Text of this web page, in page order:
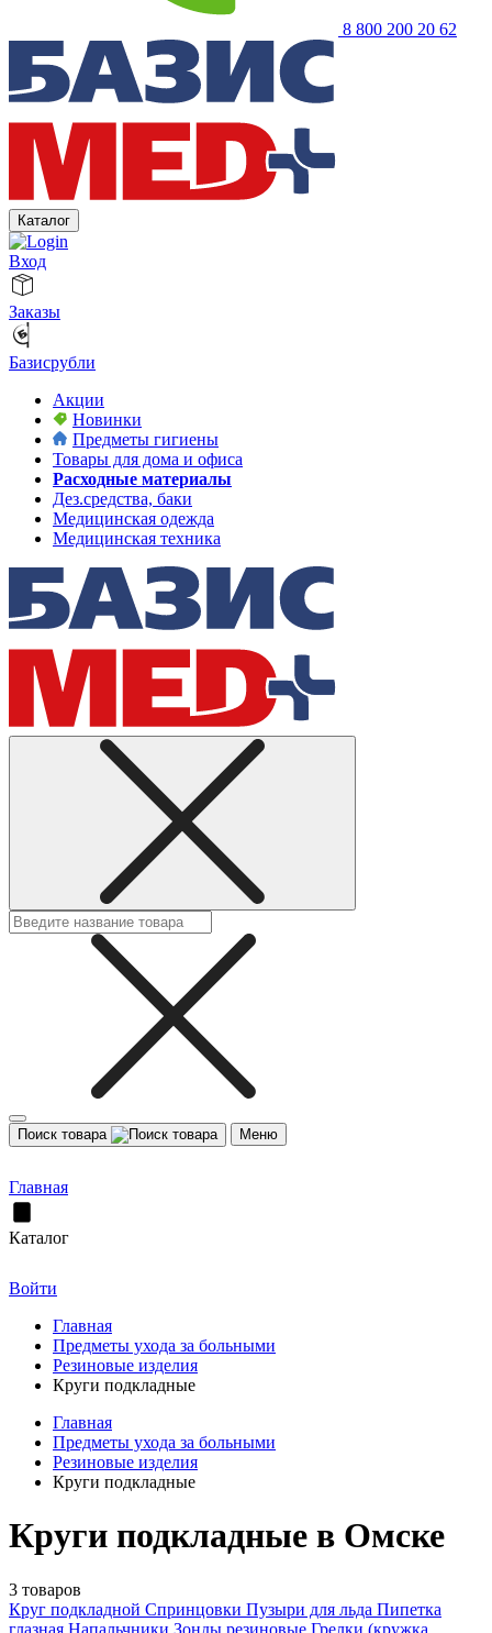
8 800 200 20 62
Каталог
Вход
Заказы
Базисрубли
Акции
Новинки
Предметы гигиены
Товары для дома и офиса
Расходные материалы
Дез.средства, баки
Медицинская одежда
Медицинская техника
Поиск товара Меню
Главная
Каталог
Войти
Главная
Предметы ухода за больными
Резиновые изделия
Круги подкладные
Главная
Предметы ухода за больными
Резиновые изделия
Круги подкладные
Круги подкладные в Омске
3 товаров
Круг подкладной Спринцовки Пузыри для льда Пипетка
глазная Напальчники Зонды резиновые Грелки (кружка